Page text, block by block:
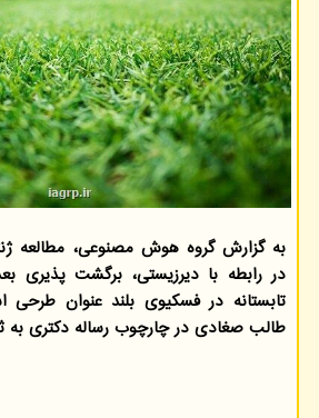
به گزارش گروه هوش مصنوعی، مطالعه
در رابطه با دیرزیستی، برگشت
تابستانه در فسکیوی بلند عنوان
طالب صغادی در چارچوب رساله دکتری